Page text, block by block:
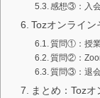
感想③：入
Tozオンライン
質問①：授
質問②：
質問③：退
まとめ：Toz